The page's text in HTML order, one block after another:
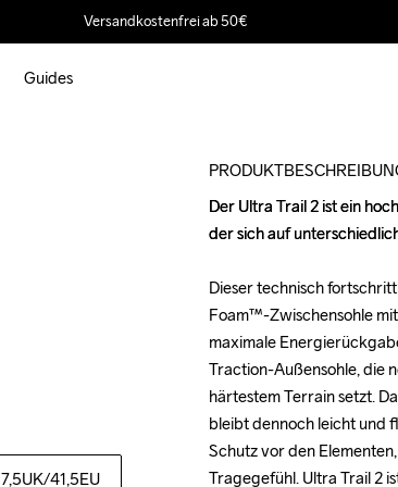
Versandkostenfrei ab 50€
Guides
7,5UK/41,5EU
Der Ultra Trail 2 ist ein
der sich auf
Dieser technisch
Foam™-Zwischensohle
maximale
Traction-Außensohle, die
härtestem Terrain setzt.
bleibt dennoch leicht und
Schutz vor den
Tragegefühl. Ultra Trail 2
Der Ultra Trail 2 ist ein
der sich auf
Dieser technisch
Foam™-Zwischensohle
maximale
Traction-Außensohle, die
härtestem Terrain setzt.
bleibt dennoch leicht und
Schutz vor den
Tragegefühl. Ultra Trail 2